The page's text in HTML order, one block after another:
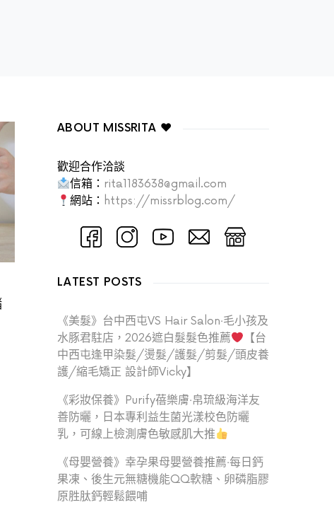
ABOUT MISSRITA ♥
歡迎合作洽談
信箱： rita1183638@gmail.com
網站： https://missrblog.com/
LATEST POSTS
《美髮》台中西屯VS Hair Salon‧毛小孩及
水豚君駐店，2026遮白髮髮色推薦
【台
中西屯逢甲染髮/燙髮/護髮/剪髮/頭皮養
護/縮毛矯正 設計師Vicky】
《彩妝保養》Purify蓓樂膚‧帛琉級海洋友
善防曬，日本專利益生菌光漾校色防曬
乳，可線上檢測膚色敏感肌大推
《母嬰營養》幸孕果母嬰營養推薦‧每日鈣
果凍、後生元無糖機能QQ軟糖、卵磷脂膠
原胜肽鈣輕鬆餵哺